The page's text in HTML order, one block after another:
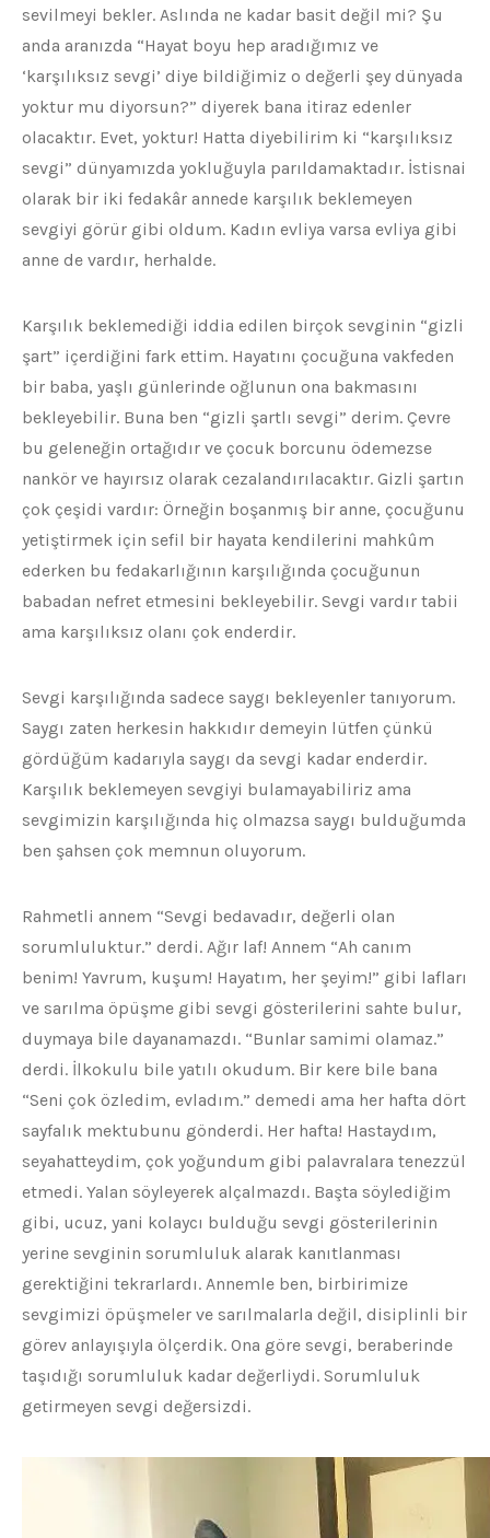
sevilmeyi bekler. Aslında ne kadar basit değil mi? Şu
anda aranızda “Hayat boyu hep aradığımız ve
‘karşılıksız sevgi’ diye bildiğimiz o değerli şey dünyada
yoktur mu diyorsun?” diyerek bana itiraz edenler
olacaktır. Evet, yoktur! Hatta diyebilirim ki “karşılıksız
sevgi” dünyamızda yokluğuyla parıldamaktadır. İstisnai
olarak bir iki fedakâr annede karşılık beklemeyen
sevgiyi görür gibi oldum. Kadın evliya varsa evliya gibi
anne de vardır, herhalde.
Karşılık beklemediği iddia edilen birçok sevginin “gizli
şart” içerdiğini fark ettim. Hayatını çocuğuna vakfeden
bir baba, yaşlı günlerinde oğlunun ona bakmasını
bekleyebilir. Buna ben “gizli şartlı sevgi” derim. Çevre
bu geleneğin ortağıdır ve çocuk borcunu ödemezse
nankör ve hayırsız olarak cezalandırılacaktır. Gizli şartın
çok çeşidi vardır: Örneğin boşanmış bir anne, çocuğunu
yetiştirmek için sefil bir hayata kendilerini mahkûm
ederken bu fedakarlığının karşılığında çocuğunun
babadan nefret etmesini bekleyebilir. Sevgi vardır tabii
ama karşılıksız olanı çok enderdir.
Sevgi karşılığında sadece saygı bekleyenler tanıyorum.
Saygı zaten herkesin hakkıdır demeyin lütfen çünkü
gördüğüm kadarıyla saygı da sevgi kadar enderdir.
Karşılık beklemeyen sevgiyi bulamayabiliriz ama
sevgimizin karşılığında hiç olmazsa saygı bulduğumda
ben şahsen çok memnun oluyorum.
Rahmetli annem “Sevgi bedavadır, değerli olan
sorumluluktur.” derdi. Ağır laf! Annem “Ah canım
benim! Yavrum, kuşum! Hayatım, her şeyim!” gibi lafları
ve sarılma öpüşme gibi sevgi gösterilerini sahte bulur,
duymaya bile dayanamazdı. “Bunlar samimi olamaz.”
derdi. İlkokulu bile yatılı okudum. Bir kere bile bana
“Seni çok özledim, evladım.” demedi ama her hafta dört
sayfalık mektubunu gönderdi. Her hafta! Hastaydım,
seyahatteydim, çok yoğundum gibi palavralara tenezzül
etmedi. Yalan söyleyerek alçalmazdı. Başta söylediğim
gibi, ucuz, yani kolaycı bulduğu sevgi gösterilerinin
yerine sevginin sorumluluk alarak kanıtlanması
gerektiğini tekrarlardı. Annemle ben, birbirimize
sevgimizi öpüşmeler ve sarılmalarla değil, disiplinli bir
görev anlayışıyla ölçerdik. Ona göre sevgi, beraberinde
taşıdığı sorumluluk kadar değerliydi. Sorumluluk
getirmeyen sevgi değersizdi.